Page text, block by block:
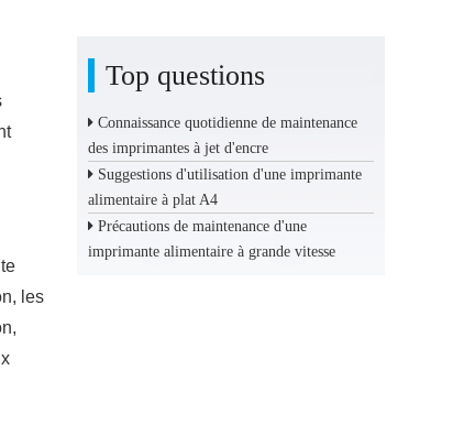
les
Top questions
Connaissance quotidienne de maintenance
des imprimantes à jet d'encre
Suggestions d'utilisation d'une imprimante
alimentaire à plat A4
Précautions de maintenance d'une
imprimante alimentaire à grande vitesse